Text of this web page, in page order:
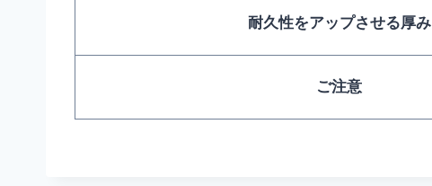
耐久性をアップさせる厚み
ご注意